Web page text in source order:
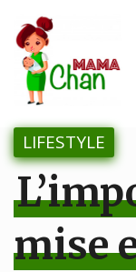
LIFESTYLE
mise